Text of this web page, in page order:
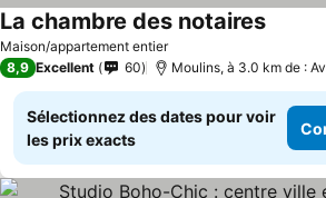
Maison/appartement entier
La chambre des notaires
8,9 Excellent 60 Moulins, à 3.0 km de :
Sélectionnez des dates pour voir
les prix exacts